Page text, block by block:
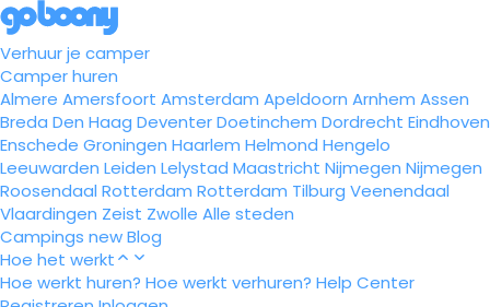
Verhuur je camper
Camper huren
Almere Amersfoort Amsterdam Apeldoorn Arnhem Assen
Breda Den Haag DeventerDoetinchem Dordrecht Eindhoven
Enschede Groningen Haarlem Helmond Hengelo
Leeuwarden Leiden Lelystad Maastricht Nijmegen Nijmegen
Roosendaal Rotterdam Rotterdam Tilburg Veenendaal
Vlaardingen Zeist Zwolle Alle steden
Campings newBlog
Hoe het werkt
Hoe werkt huren? Hoe werkt verhuren? Help Center